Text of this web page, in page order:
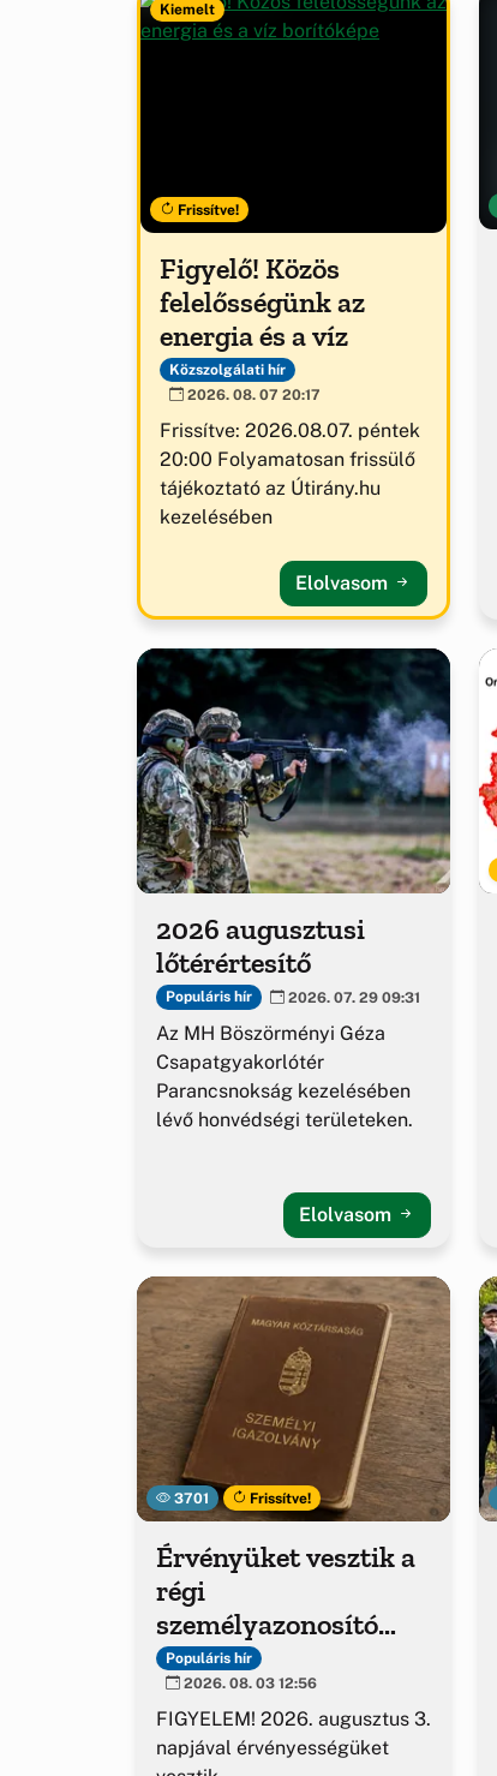
Kiemelt
Frissítve!
Figyelő! Közös
felelősségünk az
energia és a víz
Közszolgálati hír
2026. 08. 07 20:17
Frissítve: 2026.08.07. péntek
20:00 Folyamatosan frissülő
tájékoztató az Útirány.hu
kezelésében
Elolvasom
2026 augusztusi
lőtérértesítő
Populáris hír 2026. 07. 29 09:31
Az MH Böszörményi Géza
Csapatgyakorlótér
Parancsnokság kezelésében
lévő honvédségi területeken.
Elolvasom
3701 Frissítve!
Érvényüket vesztik a
régi
személyazonosító
igazolványok
Populáris hír
2026. 08. 03 12:56
FIGYELEM! 2026. augusztus 3.
napjával érvényességüket